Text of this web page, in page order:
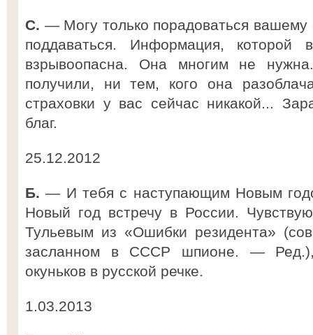
С. — Могу только порадоваться вашему
поддаваться. Информация,
взрывоопасна. Она многим не
получили, ни тем, кого она
страховки у вас сейчас никакой...
благ.
25.12.2012
Б. — И тебя с наступающим Новым
Новый год встречу в России.
Тульевым из «Ошибки резидента»
засланном в СССР шпионе. — Ред.),
окуньков в русской речке.
1.03.2013